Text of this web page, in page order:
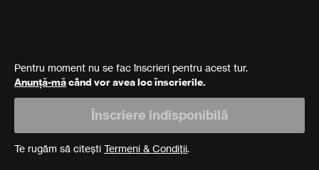
Pentru moment nu se fac înscrieri pentru acest tur.
Anunță-măcând vor avea loc înscrierile.
Înscriere indisponibilă
Te rugăm să citești Termeni & Condiții.